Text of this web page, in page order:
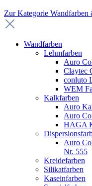
Zur Kategorie Wandfarben
Wandfarben
Lehmfarben
Auro
Claytec
conluto
WEM
Kalkfarben
Auro
Auro
HAGA
Auro
Nr. 555
Kreidefarben
Silikatfarben
Kaseinfarben